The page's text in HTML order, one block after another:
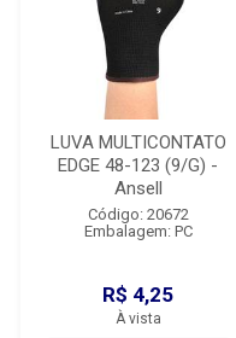
LUVA MULTICONTATO
EDGE 48-123 (9/G) -
Ansell
Código: 20672
Embalagem: PC
R$ 4,25
À vista